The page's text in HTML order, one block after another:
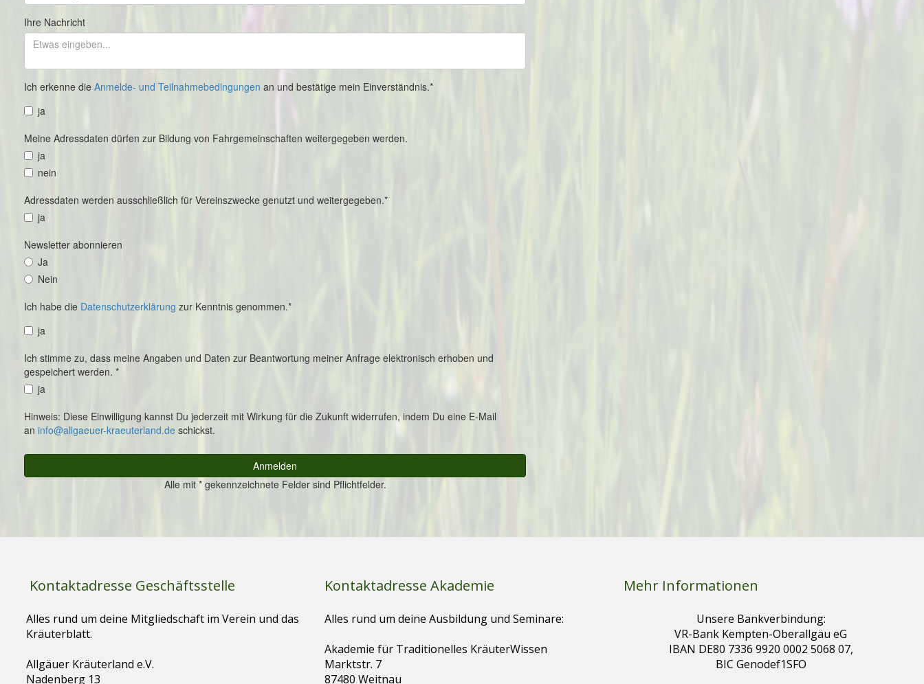
Kontaktadresse Geschäftsstelle
Alles rund um deine Mitgliedschaft im Verein und das
Kräuterblatt.
Allgäuer Kräuterland e.V.
Nadenberg 13
Kontaktadresse Akademie
Alles rund um deine Ausbildung und Seminare:
Akademie für Traditionelles KräuterWissen
Marktstr. 7
87480 Weitnau
Mehr Informationen
Unsere Bankverbindung:
VR-Bank Kempten-Oberallgäu eG
IBAN DE80 7336 9920 0002 5068 07,
BIC Genodef1SFO